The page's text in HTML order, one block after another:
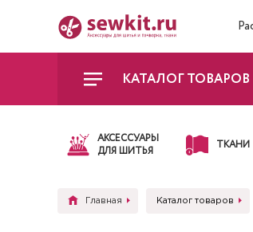
КАТАЛОГ ТОВАРОВ
АКСЕССУАРЫ
ДЛЯ ШИТЬЯ
ТКАНИ
Главная Каталог товаров